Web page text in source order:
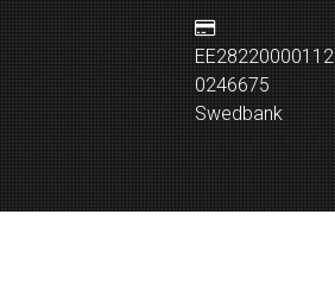
EE28220000112
0246675
Swedbank